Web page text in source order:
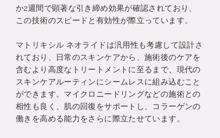
か2週間で顕著な引き締め効果が確認されており、
この技術のスピードと有効性が際立っています。
マトリキシル ネオライドは汎用性も考慮して設計さ
れており、日常のスキンケアから、施術後のケアを
含むより高度なトリートメントに至るまで、現代の
スキンケアルーティンにシームレスに組み込むこと
ができます。マイクロニードリングなどの施術との
相性も良く、肌の回復をサポートし、コラーゲンの
働きを高める能力をさらに際立たせています。